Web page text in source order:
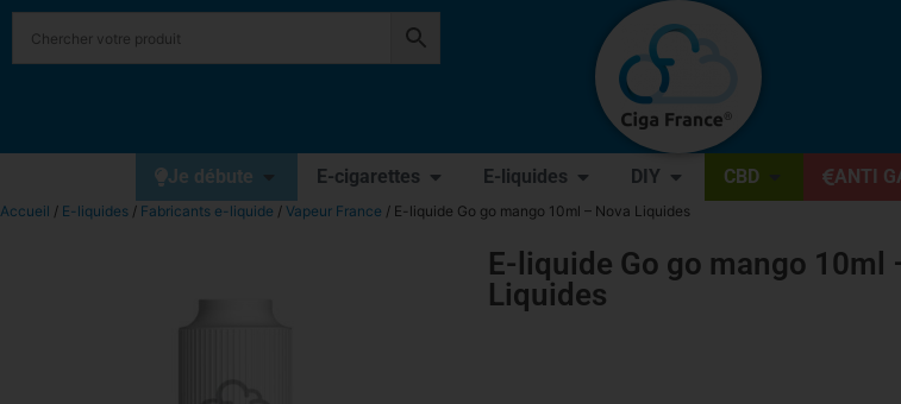
Je débute E-cigarettes E-liquides DIY CBD ANTI
Accueil / E-liquides / Fabricants e-liquide / Vapeur France / E-liquide Go go mango 10ml – Nova Liquides
E-liquide Go go mango 10ml
Liquides